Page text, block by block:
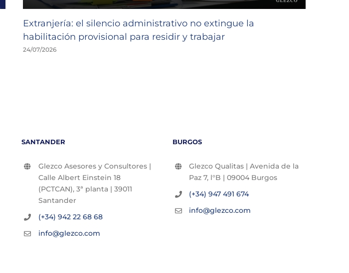
Extranjería: el silencio administrativo no extingue la
habilitación provisional para residir y trabajar
24/07/2026
SANTANDER
Glezco Asesores y Consultores |
Calle Albert Einstein 18
(PCTCAN), 3ª planta | 39011
Santander
(+34) 942 22 68 68
info@glezco.com
BURGOS
Glezco Qualitas | Avenida de la
Paz 7, l°B | 09004 Burgos
(+34) 947 491 674
info@glezco.com